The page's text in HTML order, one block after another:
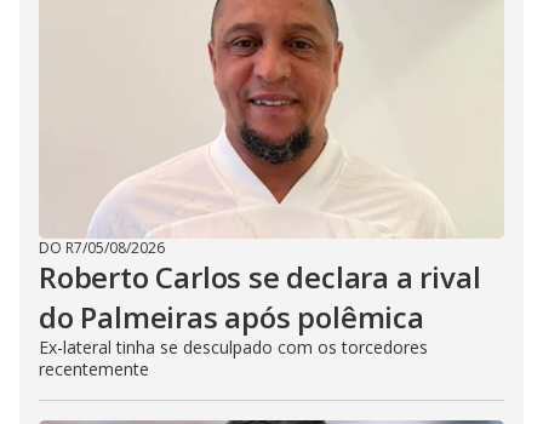
DO R7/05/08/2026
Roberto Carlos se declara a rival
do Palmeiras após polêmica
Ex-lateral tinha se desculpado com os torcedores
recentemente